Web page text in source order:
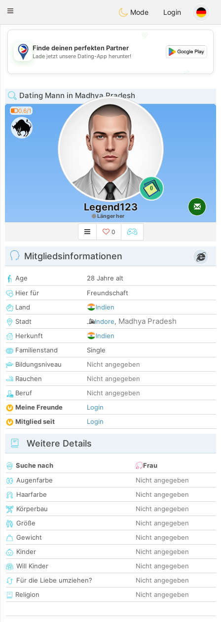
Philippines Chat
Toggle
Mode Login
💖
💕
Finde deinen perfekten Partner
Lade jetzt unsere Dating-App herunter!
Dating Mann in Madhya Pradesh
0.6/1
0
Legend123
Länger her
0
Mitgliedsinformationen
Age
28 Jahre alt
Hier für
Freundschaft
Land
Indien
Stadt
Indore, Madhya Pradesh
Herkunft
Indien
Familienstand
Single
Bildungsniveau
Nicht angegeben
Rauchen
Nicht angegeben
Beruf
Nicht angegeben
Meine Freunde
Login
Mitglied seit
Login
Weitere Details
Suche nach
Frau
Augenfarbe
Nicht angegeben
Haarfarbe
Nicht angegeben
Körperbau
Nicht angegeben
Größe
Nicht angegeben
Gewicht
Nicht angegeben
Kinder
Nicht angegeben
Will Kinder
Nicht angegeben
Für die Liebe umziehen?
Nicht angegeben
Religion
Nicht angegeben